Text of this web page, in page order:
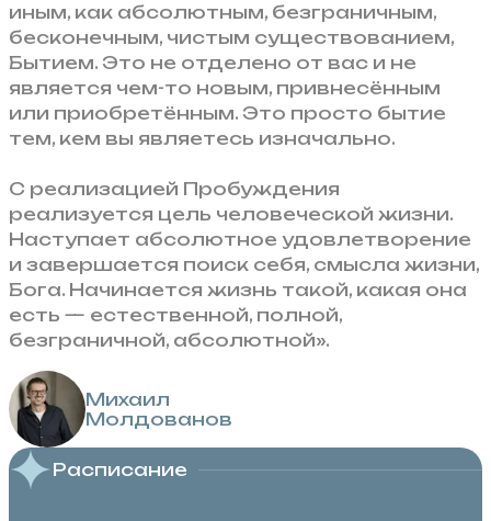
Михаил
Молдованов
иным, как абсолютным, безграничным,
бесконечным, чистым существованием,
Бытием. Это не отделено от вас и не
является чем-то новым, привнесённым
или приобретённым. Это просто бытие
тем, кем вы являетесь изначально.
С реализацией Пробуждения
реализуется цель человеческой жизни.
Наступает абсолютное удовлетворение
и завершается поиск себя, смысла жизни,
Бога. Начинается жизнь такой, какая она
есть — естественной, полной,
безграничной, абсолютной».
Расписание